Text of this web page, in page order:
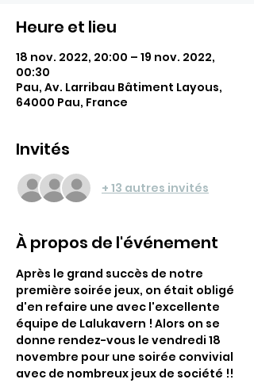
Heure et lieu
18 nov. 2022, 20:00 – 19 nov. 2022,
00:30
Pau, Av. Larribau Bâtiment Layous,
64000 Pau, France
Invités
+ 13 autres invités
À propos de l'événement
Après le grand succès de notre
première soirée jeux, on était obligé
d'en refaire une avec l'excellente
équipe de Lalukavern ! Alors on se
donne rendez-vous le vendredi 18
novembre pour une soirée convivial
avec de nombreux jeux de société !!